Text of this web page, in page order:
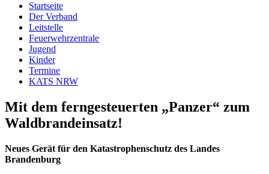
Startseite
Der Verband
Leitstelle
Feuerwehrzentrale
Jugend
Kinder
Termine
KATS NRW
Mit dem ferngesteuerten „Panzer“ zum
Waldbrandeinsatz!
Neues Gerät für den Katastrophenschutz des Landes
Brandenburg